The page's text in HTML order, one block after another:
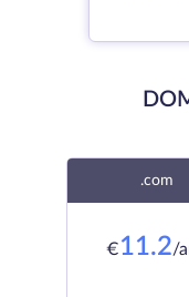
.com
€11.2/